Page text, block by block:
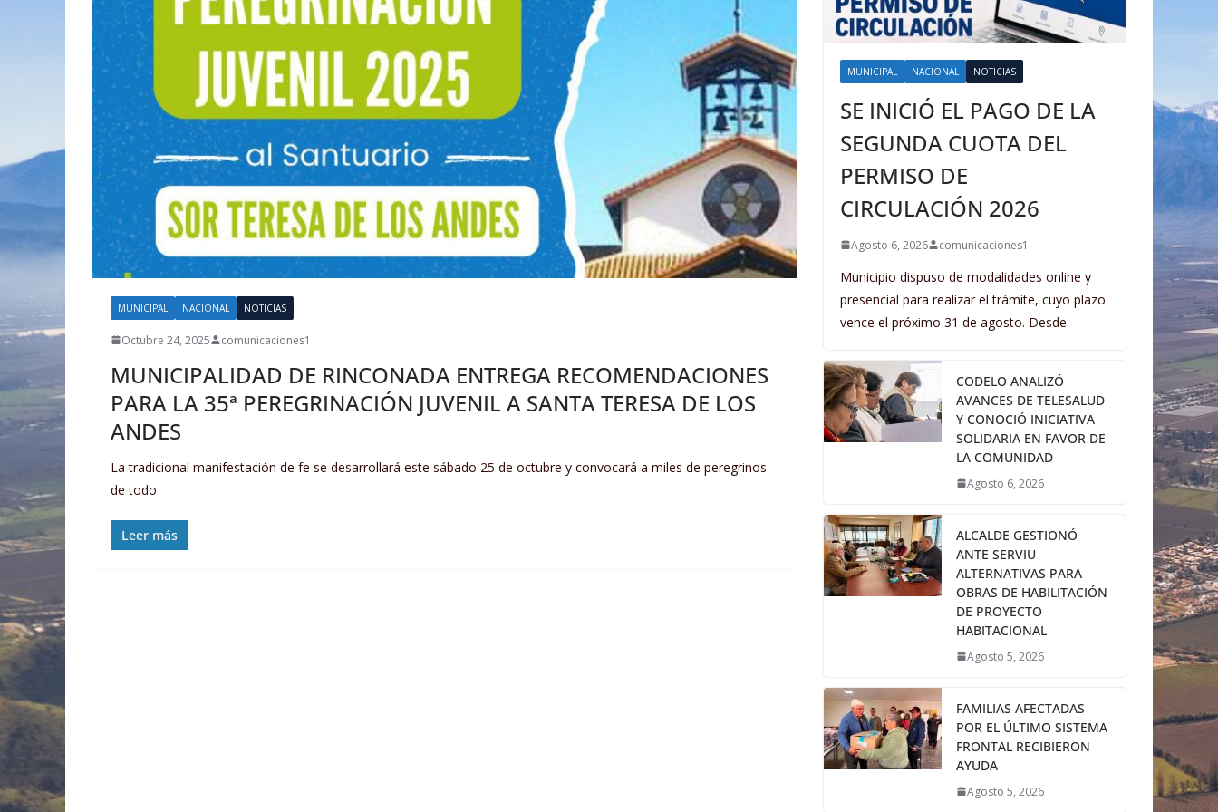
MUNICIPAL NACIONAL NOTICIAS
Octubre 24, 2025 comunicaciones1
MUNICIPALIDAD DE RINCONADA ENTREGA RECOMENDACIONES
PARA LA 35ª PEREGRINACIÓN JUVENIL A SANTA TERESA DE LOS
ANDES
La tradicional manifestación de fe se desarrollará este sábado 25 de octubre y convocará a miles de peregrinos
de todo
Leer más
MUNICIPAL NACIONAL NOTICIAS
SE INICIÓ EL PAGO DE LA
SEGUNDA CUOTA DEL
PERMISO DE
CIRCULACIÓN 2026
Agosto 6, 2026 comunicaciones1
Municipio dispuso de modalidades online y
presencial para realizar el trámite, cuyo plazo
vence el próximo 31 de agosto. Desde
CODELO ANALIZÓ
AVANCES DE TELESALUD
Y CONOCIÓ INICIATIVA
SOLIDARIA EN FAVOR DE
LA COMUNIDAD
Agosto 6, 2026
ALCALDE GESTIONÓ
ANTE SERVIU
ALTERNATIVAS PARA
OBRAS DE HABILITACIÓN
DE PROYECTO
HABITACIONAL
Agosto 5, 2026
FAMILIAS AFECTADAS
POR EL ÚLTIMO SISTEMA
FRONTAL RECIBIERON
AYUDA
Agosto 5, 2026